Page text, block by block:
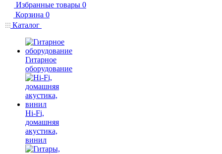
Избранные товары 0
Корзина 0
Каталог
Гитарное
оборудование
Hi-Fi,
домашняя
акустика,
винил